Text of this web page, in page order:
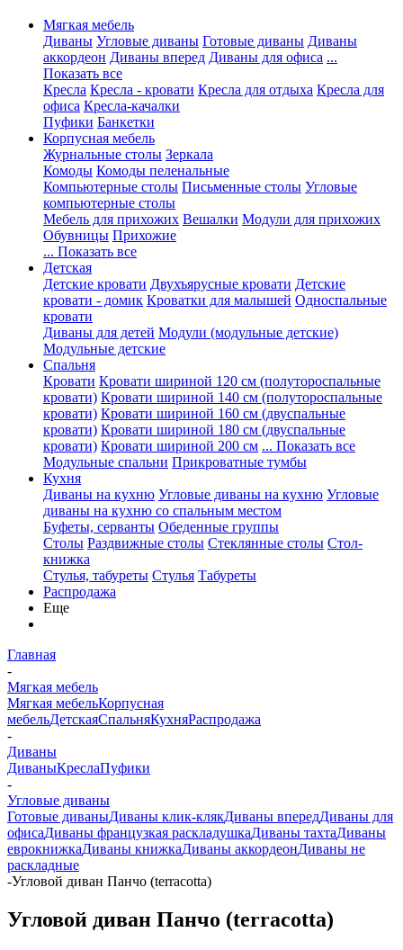
Мягкая мебель
Диваны Угловые диваны Готовые диваны Диваны
аккордеон Диваны вперед Диваны для офиса ...
Показать все
Кресла Кресла - кровати Кресла для отдыха Кресла для
офиса Кресла-качалки
Пуфики Банкетки
Корпусная мебель
Журнальные столы Зеркала
Комоды Комоды пеленальные
Компьютерные столы Письменные столы Угловые
компьютерные столы
Мебель для прихожих Вешалки Модули для прихожих
Обувницы Прихожие
... Показать все
Детская
Детские кровати Двухъярусные кровати Детские
кровати - домик Кроватки для малышей Односпальные
кровати
Диваны для детей Модули (модульные детские)
Модульные детские
Спальня
Кровати Кровати шириной 120 см (полутороспальные
кровати) Кровати шириной 140 см (полутороспальные
кровати) Кровати шириной 160 см (двуспальные
кровати) Кровати шириной 180 см (двуспальные
кровати) Кровати шириной 200 см ... Показать все
Модульные спальни Прикроватные тумбы
Кухня
Диваны на кухню Угловые диваны на кухню Угловые
диваны на кухню со спальным местом
Буфеты, серванты Обеденные группы
Столы Раздвижные столы Стеклянные столы Стол-
книжка
Стулья, табуреты Стулья Табуреты
Распродажа
Еще
Главная
-
Мягкая мебель
Мягкая мебельКорпусная
мебельДетскаяСпальняКухняРаспродажа
-
Диваны
ДиваныКреслаПуфики
-
Угловые диваны
Готовые диваныДиваны клик-клякДиваны впередДиваны для
офисаДиваны французкая раскладушкаДиваны тахтаДиваны
еврокнижкаДиваны книжкаДиваны аккордеонДиваны не
раскладные
-Угловой диван Панчо (terracotta)
Угловой диван Панчо (terracotta)